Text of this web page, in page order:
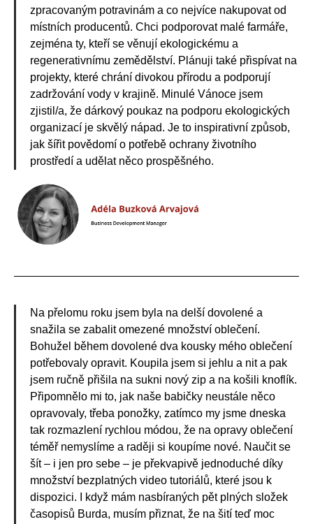
zpracovaným potravinám a co nejvíce nakupovat od
místních producentů. Chci podporovat malé farmáře,
zejména ty, kteří se věnují ekologickému a
regenerativnímu zemědělství. Plánuji také přispívat na
projekty, které chrání divokou přírodu a podporují
zadržování vody v krajině. Minulé Vánoce jsem
zjistil/a, že dárkový poukaz na podporu ekologických
organizací je skvělý nápad. Je to inspirativní způsob,
jak šířit povědomí o potřebě ochrany životního
prostředí a udělat něco prospěšného.
Na přelomu roku jsem byla na delší dovolené a
snažila se zabalit omezené množství oblečení.
Bohužel během dovolené dva kousky mého oblečení
potřebovaly opravit. Koupila jsem si jehlu a nit a pak
jsem ručně přišila na sukni nový zip a na košili knoflík.
Připomnělo mi to, jak naše babičky neustále něco
opravovaly, třeba ponožky, zatímco my jsme dneska
tak rozmazlení rychlou módou, že na opravy oblečení
téměř nemyslíme a raději si koupíme nové. Naučit se
šít – i jen pro sebe – je překvapivě jednoduché díky
množství bezplatných video tutoriálů, které jsou k
dispozici. I když mám nasbíraných pět plných složek
časopisů Burda, musím přiznat, že na šití teď moc